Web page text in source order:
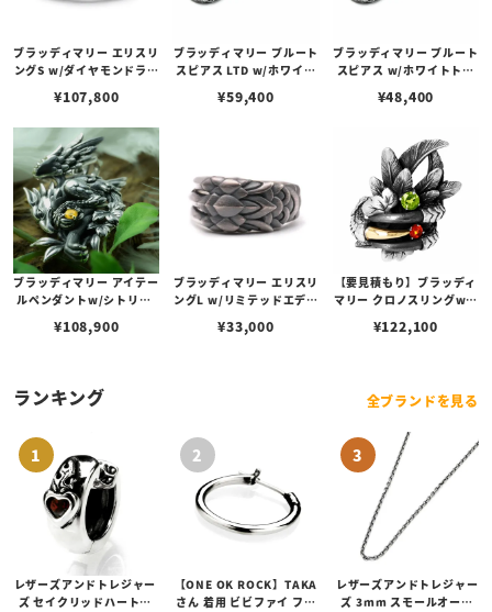
ブラッディマリー エリスリ
ングS w/ダイヤモンドライ
¥107,800
ブラッディマリー プルート
スピアス LTD w/ホワイト
ヤモンド
¥59,400
ブラッディマリー プルート
スピアス w/ホワイトトパ
¥48,400
ブラッディマリー アイテー
ルペンダントw/シトリン/
¥108,900
ブラッディマリー エリスリ
ングL w/リミテッドエディ
¥33,000
【要見積もり】ブラッディ
マリー クロノスリングw/s
オパール
¥122,100
ランキング 全ブランドを見る
レザーズアンドトレジャー
ズ セイクリッドハートピ
【ONE OK ROCK】TAKA
さん 着用 ビビファイ フー
レザーズアンドトレジャー
ズ 3mm スモールオーバ